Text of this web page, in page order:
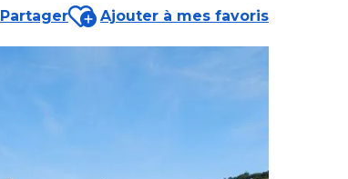
PartagerAjouter aux favoris
Ajouter à mes favoris